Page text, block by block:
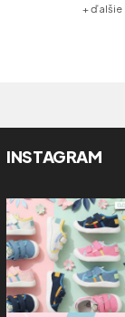
+ ďalšie
INSTAGRAM